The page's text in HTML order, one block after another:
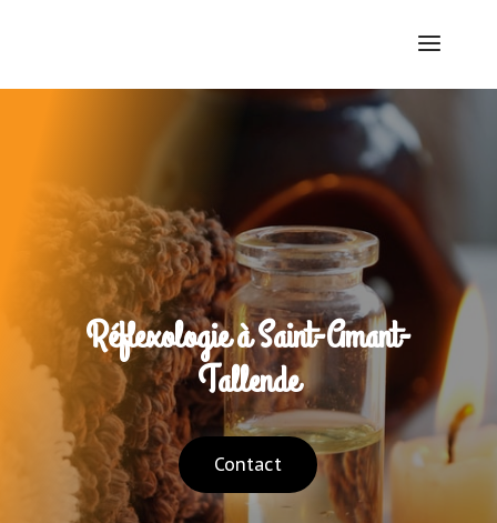
Réflexologie à Saint-Amant-
Tallende
Contact